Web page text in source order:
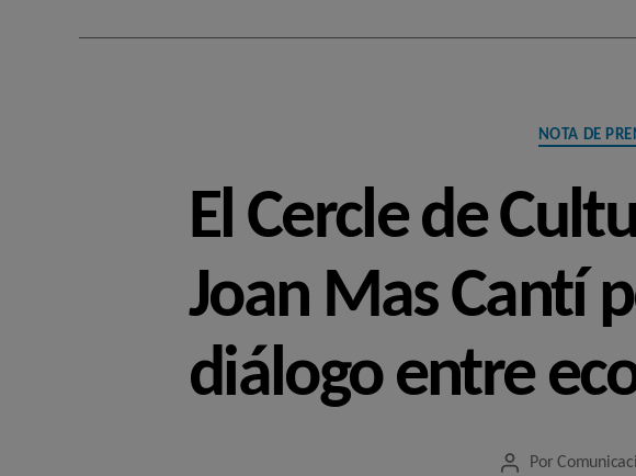
NOTA DE
El Cercle de
Joan Mas Cantí
diálogo entre
Autor
Por